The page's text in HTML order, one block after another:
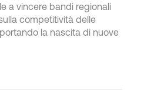
a vincere bandi regionali
competitività delle
la nascita di nuove